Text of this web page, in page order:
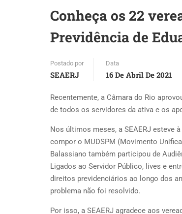
Conheça os 22
Previdência de
Postado por
SEAERJ
Data
16 De Abril De 2021
Recentemente, a Câmara do Rio
de todos os servidores da ativa e os
Nos últimos meses, a SEAERJ esteve
compor o MUDSPM (Movimento
Balassiano também participou de
Ligados ao Servidor Público, lives e
direitos previdenciários ao longo dos
problema não foi resolvido.
Por isso, a SEAERJ agradece aos